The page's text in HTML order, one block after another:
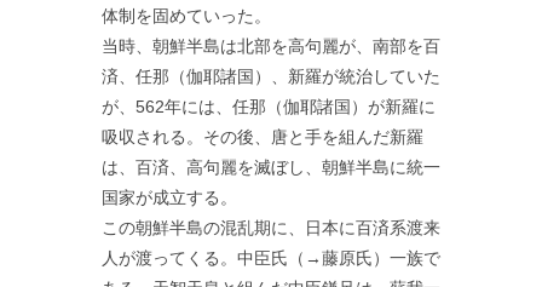
体制を固めていった。
当時、朝鮮半島は北部を高句麗が、南部を百
済、任那（伽耶諸国）、新羅が統治していた
が、562年には、任那（伽耶諸国）が新羅に
吸収される。その後、唐と手を組んだ新羅
は、百済、高句麗を滅ぼし、朝鮮半島に統一
国家が成立する。
この朝鮮半島の混乱期に、日本に百済系渡来
人が渡ってくる。中臣氏（→藤原氏）一族で